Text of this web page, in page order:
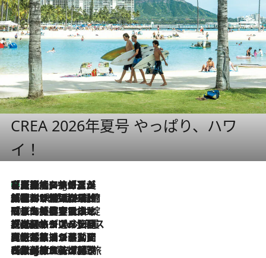
CREA 2026年夏号 やっぱり、ハワ
イ！
1 Hour Ago
【厳選旅コスメ】「多機能アイテムがメイン！」旅好き美容エディターが選んだ夏旅ベストコスメを発表【Mサイズジップ】
2026.8.6
「荷物が増えるほど旅ストレスは増す」美容ジャーナリストがたどり着いた最終結論。“化粧品を劇的に減らす”感動の凝縮美容とは
2026.8.6
「旅先には金髪ウィッグを持参」日本と同じメイクでは損してる!? 美容ジャーナリストが提案する“掟破りの旅美容”とは
2026.8.6
【厳選旅コスメ】「身軽さ＆UV対策重視！」ヘアアーティストshucoが選んだ夏旅ベストコスメを発表【Mサイズジップ】
2026.8.5
【厳選旅コスメ】国内をあちこち移動する河井菜摘が選んだ夏旅ベストコスメ発表！「リラックスアイテムはマスト」【Mサイズジップ】
2026.8.4
【厳選旅コスメ】「紫外線＆乾燥対策しながらメイク感も！」ヘア＆メイクGeorgeが選んだ夏旅ベストコスメを発表！【Mサイズジップ】